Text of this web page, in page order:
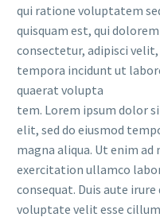
qui ratione voluptatem
quisquam est, qui
consectetur, adipisci velit,
tempora incidunt ut
quaerat volupta
tem. Lorem ipsum dolor
elit, sed do eiusmod
magna aliqua. Ut enim
exercitation ullamco
consequat. Duis aute
voluptate velit esse